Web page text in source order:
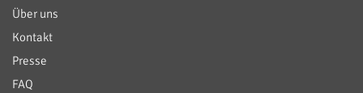
Über uns
Kontakt
Presse
FAQ